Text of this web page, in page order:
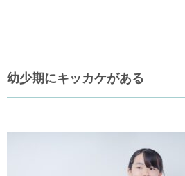
幼少期にキッカケがある